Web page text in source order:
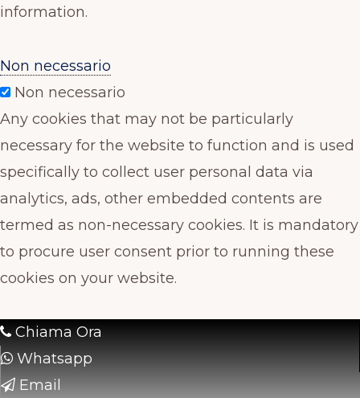
information.
Non necessario
Non necessario
Any cookies that may not be particularly
necessary for the website to function and is used
specifically to collect user personal data via
analytics, ads, other embedded contents are
termed as non-necessary cookies. It is mandatory
to procure user consent prior to running these
cookies on your website.
Chiama Ora
Whatsapp
Email